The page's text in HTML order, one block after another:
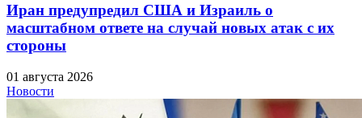
Иран предупредил США и Израиль о
масштабном ответе на случай новых атак с их
стороны
01 августа 2026
Новости